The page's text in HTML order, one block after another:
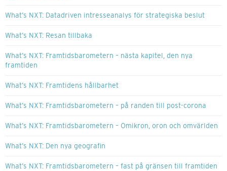
What’s NXT: Datadriven intresseanalys för strategiska beslut
What’s NXT: Resan tillbaka
What’s NXT: Framtidsbarometern – nästa kapitel, den nya
framtiden
What’s NXT: Framtidens hållbarhet
What’s NXT: Framtidsbarometern – på randen till post-corona
What’s NXT: Framtidsbarometern – Omikron, oron och omvärlden
What’s NXT: Den nya geografin
What’s NXT: Framtidsbarometern – fast på gränsen till framtiden